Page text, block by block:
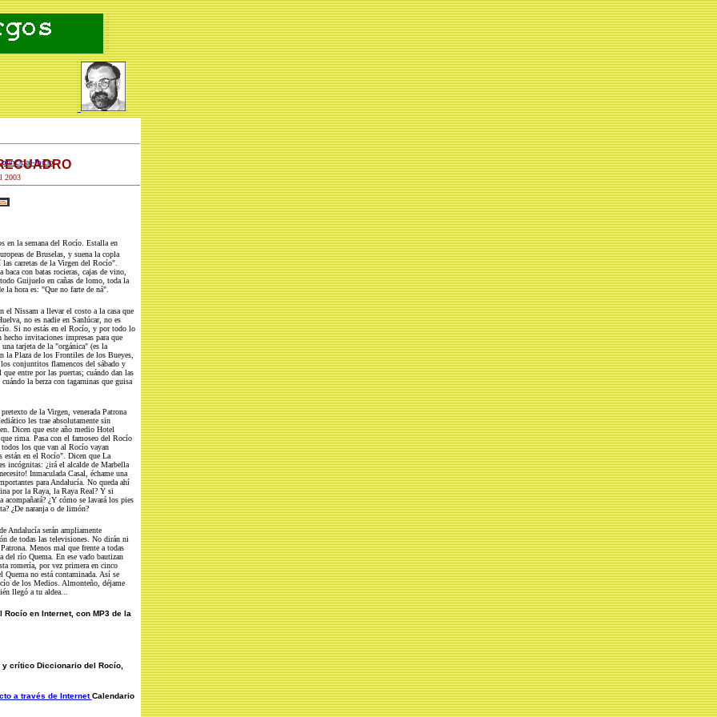
Inicio
2003
en la semana del Rocío. Estalla en
de Bruselas, y suena la copla
carretas de la Virgen del Rocío".
con batas rocieras, cajas de vino,
Guijuelo en cañas de lomo, toda la
la hora es: "Que no farte de ná".
el Nissam a llevar el costo a la casa que
no es nadie en Sanlúcar, no es
Si no estás en el Rocío, y por todo lo
invitaciones impresas para que
tarjeta de la "orgánica" (es la
la Plaza de los Frontiles de los Bueyes,
conjuntitos flamencos del sábado y
entre por las puertas; cuándo dan las
la berza con tagarninas que guisa
de la Virgen, venerada Patrona
les trae absolutamente sin
Dicen que este año medio Hotel
rima. Pasa con el famoseo del Rocío
los que van al Rocío vayan
están en el Rocío". Dicen que La
incógnitas: ¿irá el alcalde de Marbella
Inmaculada Casal, échame una
para Andalucía. No queda ahí
por la Raya, la Raya Real? Y si
¿Y cómo se lavará los pies
¿De naranja o de limón?
Andalucía serán ampliamente
de todas las televisiones. No dirán ni
Menos mal que frente a todas
del río Quema. En ese vado bautizan
romería, por vez primera en cinco
Quema no está contaminada. Así se
de los Medios. Almonteño, déjame
llegó a tu aldea...
en Internet, con MP3 de la
crítico Diccionario del Rocío,
a través de InternetCalendario